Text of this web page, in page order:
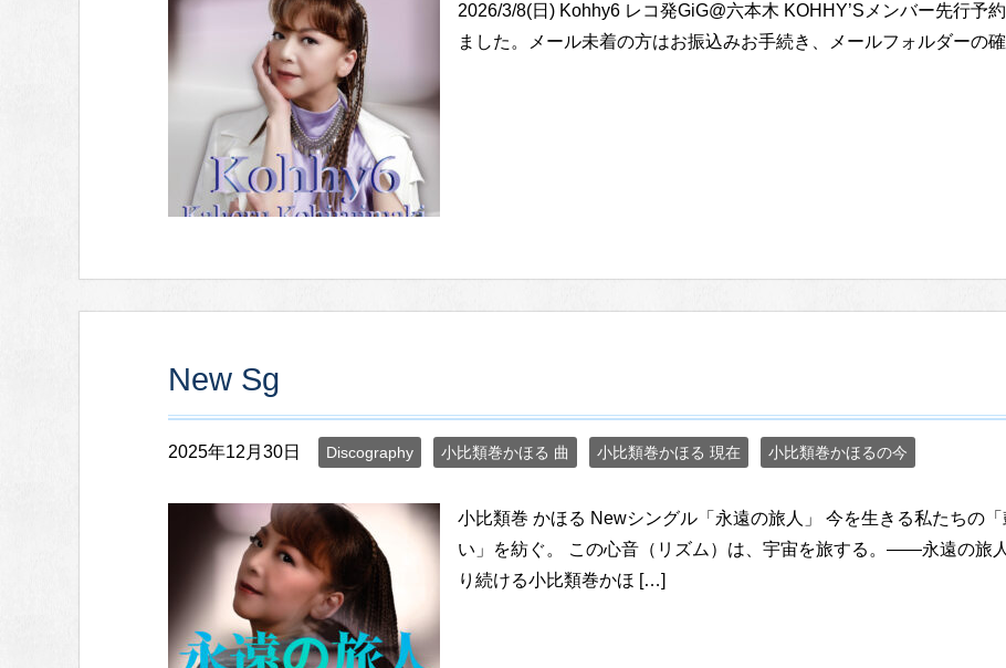
2026/3/8(日) Kohhy6 レコ発GiG@六本木 KOHHY’Sメンバー先行予
ました。メール未着の方はお振込みお手続き、メールフォルダーの
New Sg
2025年12月30日 Discography 小比類巻かほる 曲 小比類巻かほる 現在 小比類巻かほるの今
小比類巻 かほる Newシングル「永遠の旅人」 今を生きる私たちの
い」を紡ぐ。 この心音（リズム）は、宇宙を旅する。――永遠の旅
り続ける小比類巻かほ […]